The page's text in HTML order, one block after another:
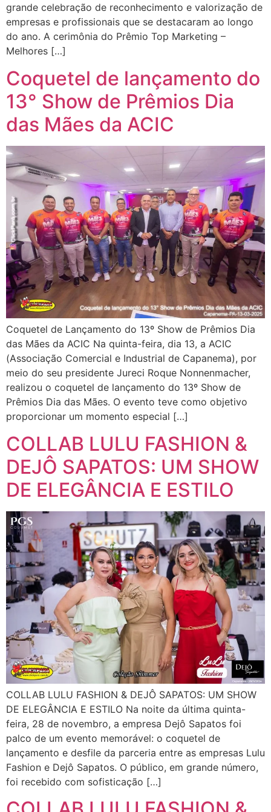
grande celebração de reconhecimento e valorização de
empresas e profissionais que se destacaram ao longo
do ano. A cerimônia do Prêmio Top Marketing –
Melhores […]
Coquetel de lançamento do
13° Show de Prêmios Dia
das Mães da ACIC
Coquetel de Lançamento do 13º Show de Prêmios Dia
das Mães da ACIC Na quinta-feira, dia 13, a ACIC
(Associação Comercial e Industrial de Capanema), por
meio do seu presidente Jureci Roque Nonnenmacher,
realizou o coquetel de lançamento do 13º Show de
Prêmios Dia das Mães. O evento teve como objetivo
proporcionar um momento especial […]
COLLAB LULU FASHION &
DEJÔ SAPATOS: UM SHOW
DE ELEGÂNCIA E ESTILO
COLLAB LULU FASHION & DEJÔ SAPATOS: UM SHOW
DE ELEGÂNCIA E ESTILO Na noite da última quinta-
feira, 28 de novembro, a empresa Dejô Sapatos foi
palco de um evento memorável: o coquetel de
lançamento e desfile da parceria entre as empresas Lulu
Fashion e Dejô Sapatos. O público, em grande número,
foi recebido com sofisticação […]